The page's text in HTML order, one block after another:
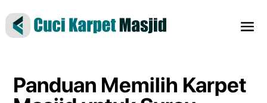
Panduan Memilih Karpet